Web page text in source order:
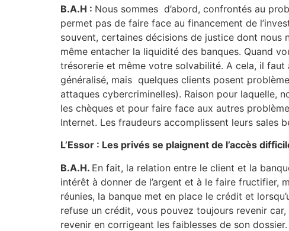
B.A.H : Nous sommes d’abord, confrontés au
permet pas de faire face au financement de
souvent, certaines décisions de justice dont nous
même entacher la liquidité des banques. Quand
trésorerie et même votre solvabilité. A cela, il faut
généralisé, mais quelques clients posent
attaques cybercriminelles). Raison pour laquelle,
les chèques et pour faire face aux autres
Internet. Les fraudeurs accomplissent leurs sales
L’Essor : Les privés se plaignent de l’accès
B.A.H. En fait, la relation entre le client et la
intérêt à donner de l’argent et à le faire fructifier,
réunies, la banque met en place le crédit et
refuse un crédit, vous pouvez toujours revenir
revenir en corrigeant les faiblesses de son